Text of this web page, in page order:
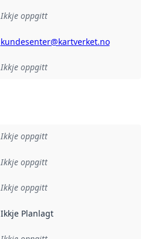
Ikkje oppgitt
kundesenter@kartverket.no
Ikkje oppgitt
Ikkje oppgitt
:
Ikkje oppgitt
Ikkje oppgitt
:
Ikkje Planlagt